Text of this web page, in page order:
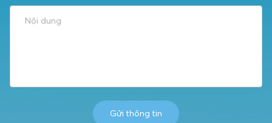
Gửi thông tin